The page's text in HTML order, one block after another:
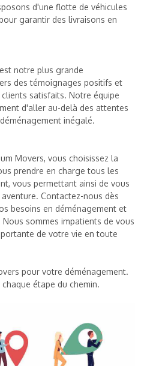
d'une flotte de véhicules
garantir des livraisons en
notre plus grande
des témoignages positifs et
satisfaits. Notre équipe
d'aller au-delà des attentes
inégalé.
Movers, vous choisissez la
prendre en charge tous les
vous permettant ainsi de vous
Contactez-nous dès
besoins en déménagement et
sommes impatients de vous
de votre vie en toute
pour votre déménagement.
étape du chemin.